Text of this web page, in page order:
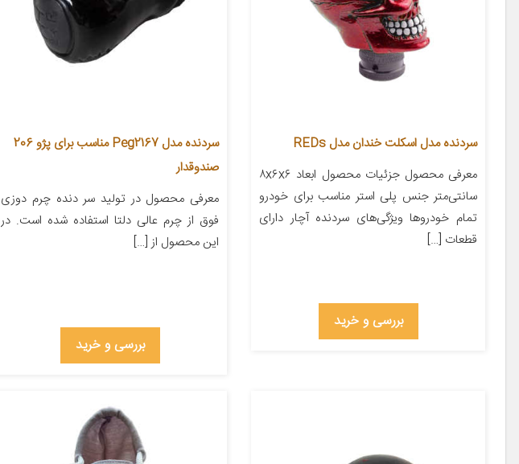
سردنده مدل اسکلت خندان مدل REDs
معرفی محصول جزئیات محصول ابعاد ۸x۶x۶
سانتی‌متر جنس پلی استر مناسب برای خودرو
تمام خودروها ویژگی‌های سردنده آچار دارای
قطعات […]
بررسی و خرید
سردنده مدل Peg2167 مناسب برای پژو 206
صندوقدار
معرفی محصول در تولید سر دنده چرم دوزی
فوق از چرم عالی دلتا استفاده شده است. در
این محصول از […]
بررسی و خرید